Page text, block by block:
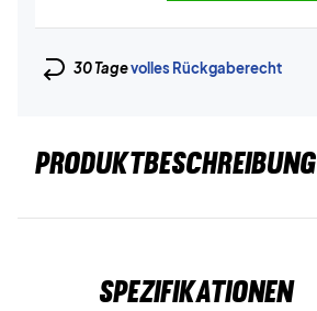
30 Tagevolles Rückgaberecht
PRODUKTBESCHREIBUNG
Spezifikationen